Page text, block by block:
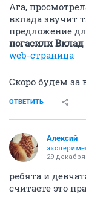
Ага,
вклада звучит
предложение
погасили
web-страница
Скоро будем за
ОТВЕТИТЬ
Алексий
29 декабря
ребята и
считаете это